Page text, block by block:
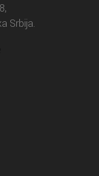
Srbija.